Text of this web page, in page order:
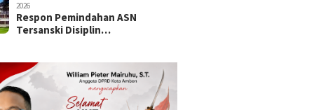
2026
Respon Pemindahan ASN
Tersanski Disiplin…